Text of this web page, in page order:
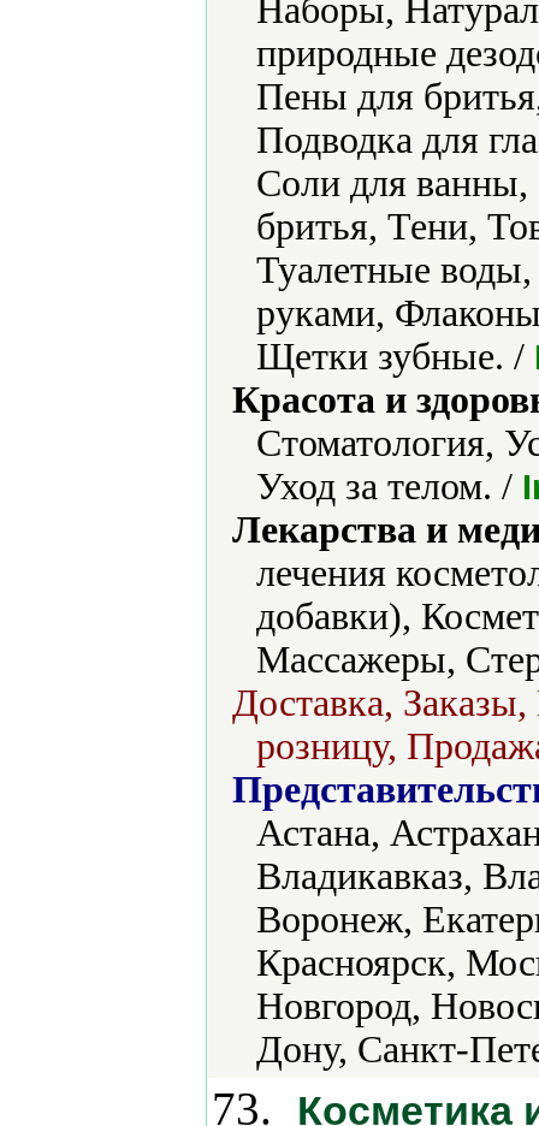
Наборы,
природные
Пены для
Подводка для
Соли для ванны,
бритья, Тени,
Туалетные
руками,
Щетки зубные. /
Красота и
Стоматология,
Уход за телом. /
Лекарства и
лечения
добавки),
Массажеры,
Доставка,
розницу,
Астана,
Владикавказ,
Воронеж,
Красноярск,
Новгород,
Дону, Санкт-
73. Косметика